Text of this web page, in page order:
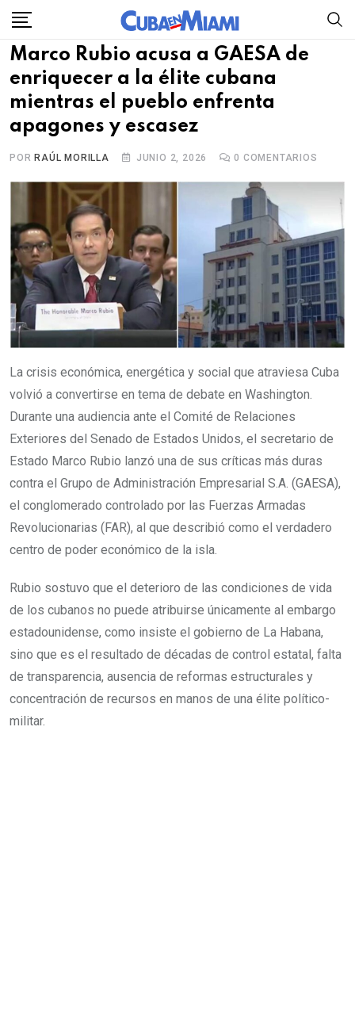
Skip
content
Marco Rubio acusa a GAESA de
enriquecer a la élite cubana
mientras el pueblo enfrenta
apagones y escasez
POR RAÚL MORILLA JUNIO 2, 2026 0 COMENTARIOS
La crisis económica, energética y social que atraviesa Cuba
volvió a convertirse en tema de debate en Washington.
Durante una audiencia ante el Comité de Relaciones
Exteriores del Senado de Estados Unidos, el secretario de
Estado Marco Rubio lanzó una de sus críticas más duras
contra el Grupo de Administración Empresarial S.A. (GAESA),
el conglomerado controlado por las Fuerzas Armadas
Revolucionarias (FAR), al que describió como el verdadero
centro de poder económico de la isla.
Rubio sostuvo que el deterioro de las condiciones de vida
de los cubanos no puede atribuirse únicamente al embargo
estadounidense, como insiste el gobierno de La Habana,
sino que es el resultado de décadas de control estatal, falta
de transparencia, ausencia de reformas estructurales y
concentración de recursos en manos de una élite político-
militar.